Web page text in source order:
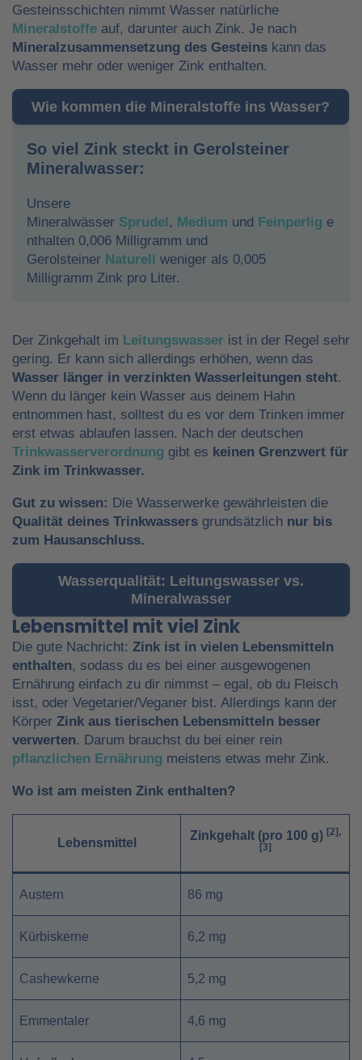
Gesteinsschichten nimmt Wasser natürliche
Mineralstoffe auf, darunter auch Zink. Je nach
Mineralzusammensetzung des Gesteins kann das
Wasser mehr oder weniger Zink enthalten.
Wie kommen die Mineralstoffe ins Wasser?
So viel Zink steckt in Gerolsteiner
Mineralwasser:
Unsere
Mineralwässer Sprudel, Medium und Feinperlig e
nthalten 0,006 Milligramm und
Gerolsteiner Naturell weniger als 0,005
Milligramm Zink pro Liter.
Der Zinkgehalt im Leitungswasser ist in der Regel sehr
gering. Er kann sich allerdings erhöhen, wenn das
Wasser länger in verzinkten Wasserleitungen steht.
Wenn du länger kein Wasser aus deinem Hahn
entnommen hast, solltest du es vor dem Trinken immer
erst etwas ablaufen lassen. Nach der deutschen
Trinkwasserverordnung gibt es keinen Grenzwert für
Zink im Trinkwasser.
Gut zu wissen: Die Wasserwerke gewährleisten die
Qualität deines Trinkwassers grundsätzlich nur bis
zum Hausanschluss.
Wasserqualität: Leitungswasser vs.
Mineralwasser
Lebensmittel mit viel Zink
Die gute Nachricht: Zink ist in vielen Lebensmitteln
enthalten, sodass du es bei einer ausgewogenen
Ernährung einfach zu dir nimmst – egal, ob du Fleisch
isst, oder Vegetarier/Veganer bist. Allerdings kann der
Körper Zink aus tierischen Lebensmitteln besser
verwerten. Darum brauchst du bei einer rein
pflanzlichen Ernährung meistens etwas mehr Zink.
Wo ist am meisten Zink enthalten?
Lebensmittel
Zinkgehalt (pro 100 g) [2],
[3]
Austern 86 mg
Kürbiskerne 6,2 mg
Cashewkerne 5,2 mg
Emmentaler 4,6 mg